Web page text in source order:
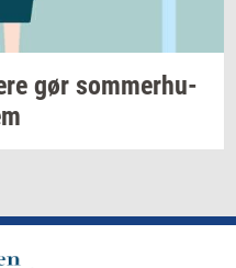
gør som­mer­hu­